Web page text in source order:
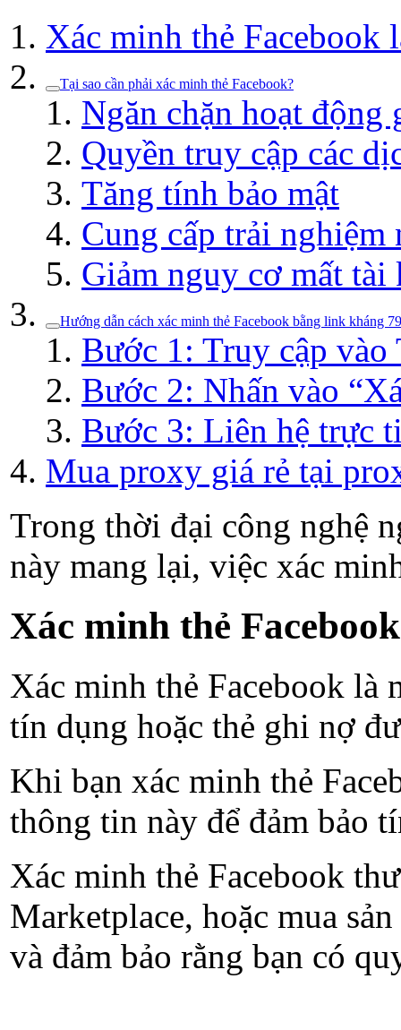
Xác minh thẻ Facebook
Tại sao cần phải xác minh thẻ Facebook?
Ngăn chặn hoạt động
Quyền truy cập các
Tăng tính bảo mật
Cung cấp trải
Giảm nguy cơ mất tài
Hướng dẫn cách xác minh thẻ Facebook bằng link kháng
Bước 1: Truy cập
Bước 2: Nhấn vào
Bước 3: Liên hệ trực
Mua proxy giá rẻ tại
Trong thời đại công nghệ
này mang lại, việc xác
Xác minh thẻ
Xác minh thẻ Facebook là
tín dụng hoặc thẻ ghi nợ
Khi bạn xác minh thẻ
thông tin này để đảm bảo
Xác minh thẻ Facebook
Marketplace, hoặc mua
và đảm bảo rằng bạn có